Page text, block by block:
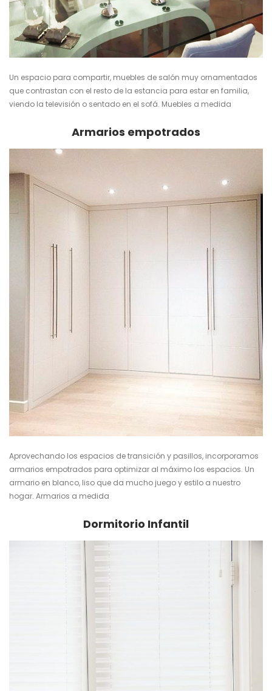
Un espacio para compartir, muebles de salón muy ornamentados
que contrastan con el resto de la estancia para estar en familia,
viendo la televisión o sentado en el sofá. Muebles a medida
Armarios empotrados
Aprovechando los espacios de transición y pasillos, incorporamos
armarios empotrados para optimizar al máximo los espacios. Un
armario en blanco, liso que da mucho juego y estilo a nuestro
hogar. Armarios a medida
Dormitorio Infantil